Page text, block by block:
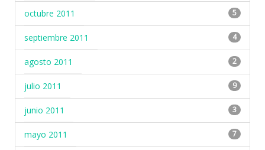
octubre 2011 5
septiembre 2011 4
agosto 2011 2
julio 2011 9
junio 2011 3
mayo 2011 7